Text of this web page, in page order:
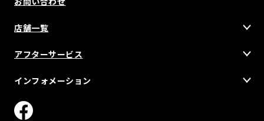
店舗一覧
アフターサービス
インフォメーション